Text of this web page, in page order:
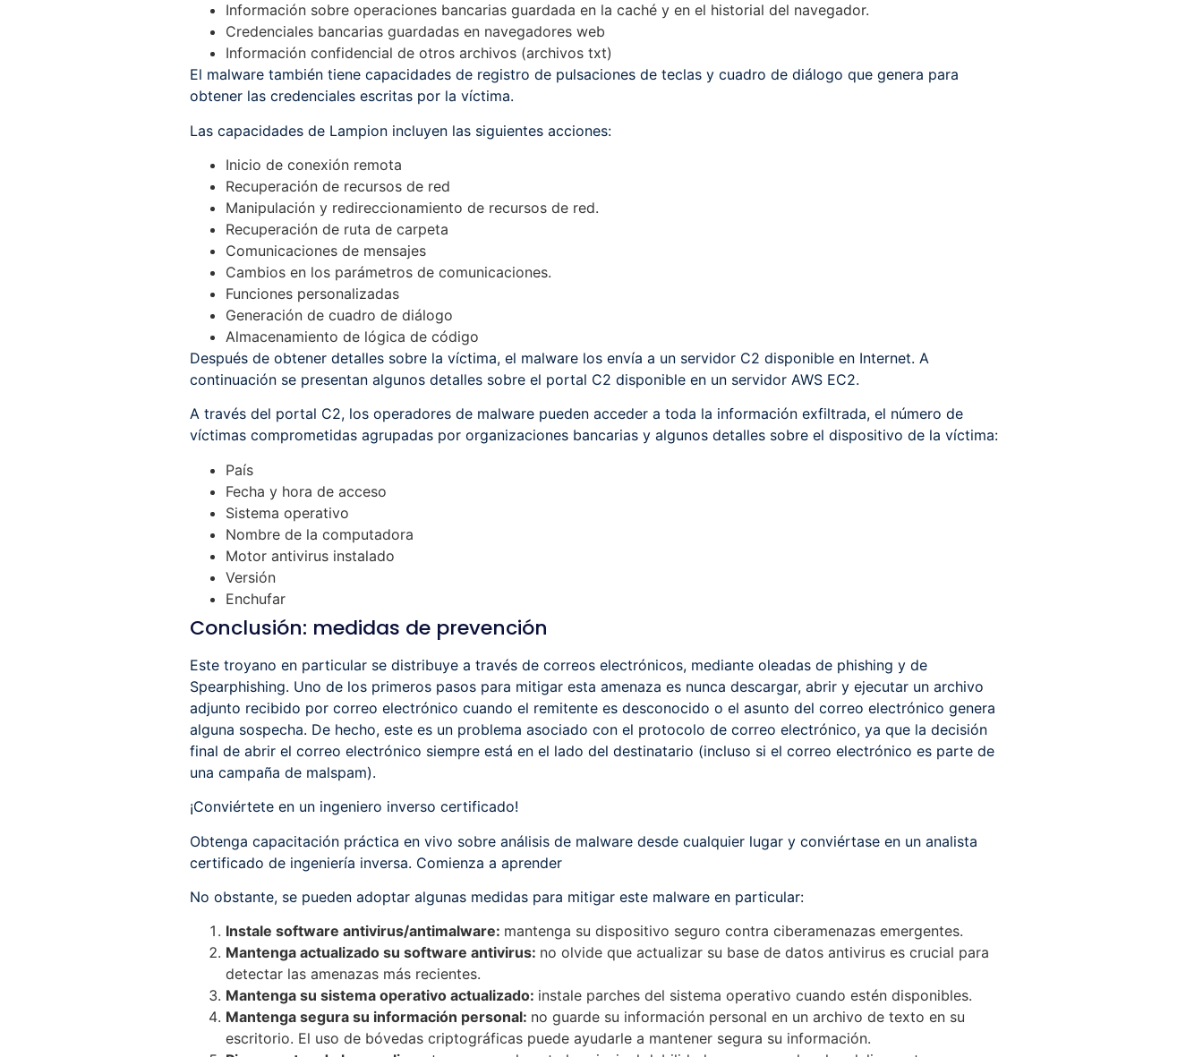
Información sobre operaciones bancarias guardada en la caché y en el historial del navegador.
Credenciales bancarias guardadas en navegadores web
Información confidencial de otros archivos (archivos txt)
El malware también tiene capacidades de registro de pulsaciones de teclas y cuadro de diálogo que genera para
obtener las credenciales escritas por la víctima.
Las capacidades de Lampion incluyen las siguientes acciones:
Inicio de conexión remota
Recuperación de recursos de red
Manipulación y redireccionamiento de recursos de red.
Recuperación de ruta de carpeta
Comunicaciones de mensajes
Cambios en los parámetros de comunicaciones.
Funciones personalizadas
Generación de cuadro de diálogo
Almacenamiento de lógica de código
Después de obtener detalles sobre la víctima, el malware los envía a un servidor C2 disponible en Internet. A
continuación se presentan algunos detalles sobre el portal C2 disponible en un servidor AWS EC2.
A través del portal C2, los operadores de malware pueden acceder a toda la información exfiltrada, el número de
víctimas comprometidas agrupadas por organizaciones bancarias y algunos detalles sobre el dispositivo de la víctima:
País
Fecha y hora de acceso
Sistema operativo
Nombre de la computadora
Motor antivirus instalado
Versión
Enchufar
Conclusión: medidas de prevención
Este troyano en particular se distribuye a través de correos electrónicos, mediante oleadas de phishing y de
Spearphishing. Uno de los primeros pasos para mitigar esta amenaza es nunca descargar, abrir y ejecutar un archivo
adjunto recibido por correo electrónico cuando el remitente es desconocido o el asunto del correo electrónico genera
alguna sospecha. De hecho, este es un problema asociado con el protocolo de correo electrónico, ya que la decisión
final de abrir el correo electrónico siempre está en el lado del destinatario (incluso si el correo electrónico es parte de
una campaña de malspam).
¡Conviértete en un ingeniero inverso certificado!
Obtenga capacitación práctica en vivo sobre análisis de malware desde cualquier lugar y conviértase en un analista
certificado de ingeniería inversa. Comienza a aprender
No obstante, se pueden adoptar algunas medidas para mitigar este malware en particular:
Instale software antivirus/antimalware: mantenga su dispositivo seguro contra ciberamenazas emergentes.
Mantenga actualizado su software antivirus: no olvide que actualizar su base de datos antivirus es crucial para
detectar las amenazas más recientes.
Mantenga su sistema operativo actualizado: instale parches del sistema operativo cuando estén disponibles.
Mantenga segura su información personal: no guarde su información personal en un archivo de texto en su
escritorio. El uso de bóvedas criptográficas puede ayudarle a mantener segura su información.